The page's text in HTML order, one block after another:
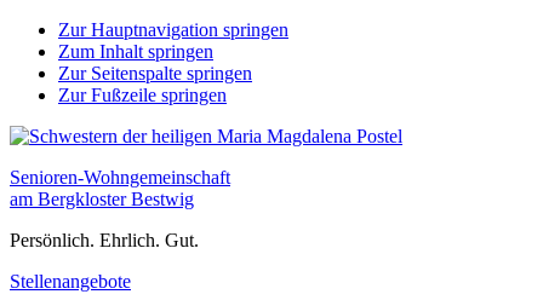
Zur Hauptnavigation springen
Zum Inhalt springen
Zur Seitenspalte springen
Zur Fußzeile springen
Senioren-Wohngemeinschaft
am Bergkloster Bestwig
Persönlich. Ehrlich. Gut.
Stellenangebote